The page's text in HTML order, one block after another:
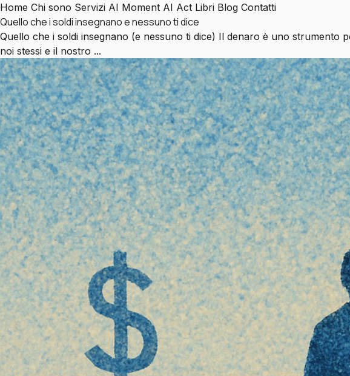
Home Chi sono Servizi AI Moment AI Act Libri Blog Contatti
Quello che i soldi insegnano e nessuno ti dice
Quello che i soldi insegnano (e nessuno ti dice) Il denaro è uno
noi stessi e il nostro ...